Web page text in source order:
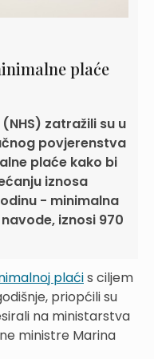
plaće
zatražili su u
povjerenstva
plaće kako bi
iznosa
- minimalna
iznosi 970
plaćis ciljem
priopćili su
na ministarstva
ministre Marina